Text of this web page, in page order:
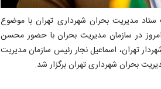
ستاد مدیریت بحران شهرداری تهران با موضوع
در سازمان مدیریت بحران با حضور محسن
تهران، اسماعیل نجار رئیس سازمان مدیریت
بحران شهرداری تهران برگزار شد.